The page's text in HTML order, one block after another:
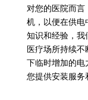
对您的医院而
机，以便在供电
知识和经验，我
医疗场所持续
下临时增加的电
您提供安装服务